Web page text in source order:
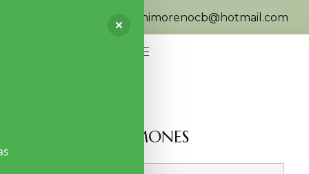
franimorenocb@hotmail.com
LIMONES